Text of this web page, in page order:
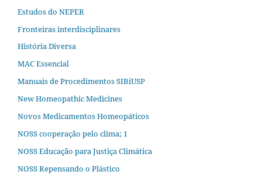
Estudos do NEPER
Fronteiras interdisciplinares
História Diversa
MAC Essencial
Manuais de Procedimentos SIBiUSP
New Homeopathic Medicines
Novos Medicamentos Homeopáticos
NOSS cooperação pelo clima; 1
NOSS Educação para Justiça Climática
NOSS Repensando o Plástico